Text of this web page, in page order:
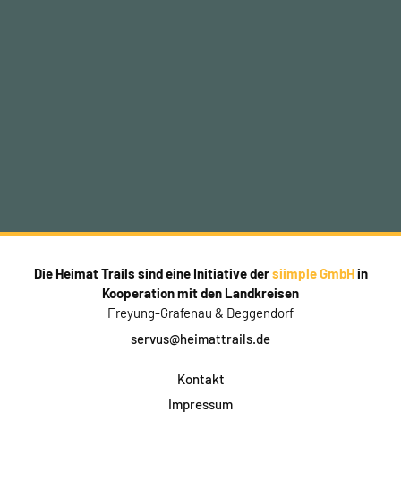
Die Heimat Trails sind eine Initiative dersiimple GmbHin
Kooperation mit den Landkreisen
Freyung-Grafenau & Deggendorf
servus@heimattrails.de
Kontakt
Impressum